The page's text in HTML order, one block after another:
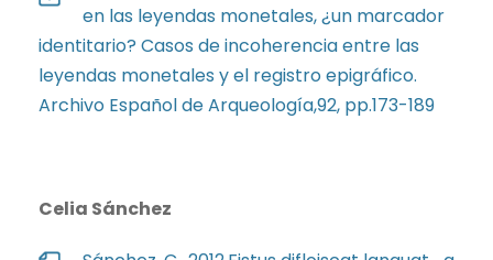
en las leyendas monetales, ¿un marcador
identitario? Casos de incoherencia entre las
leyendas monetales y el registro epigráfico.
Archivo Español de Arqueología,92, pp.173-189
Celia Sánchez